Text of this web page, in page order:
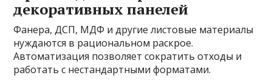
декоративных панелей
Фанера, ДСП, МДФ и другие листовые материалы
нуждаются в рациональном раскрое.
Автоматизация позволяет сократить отходы и
работать с нестандартными форматами.